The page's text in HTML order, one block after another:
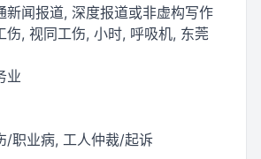
新闻报道, 深度报道或非虚构写作
伤, 视同工伤, 小时, 呼吸机, 东莞
业
/职业病, 工人仲裁/起诉